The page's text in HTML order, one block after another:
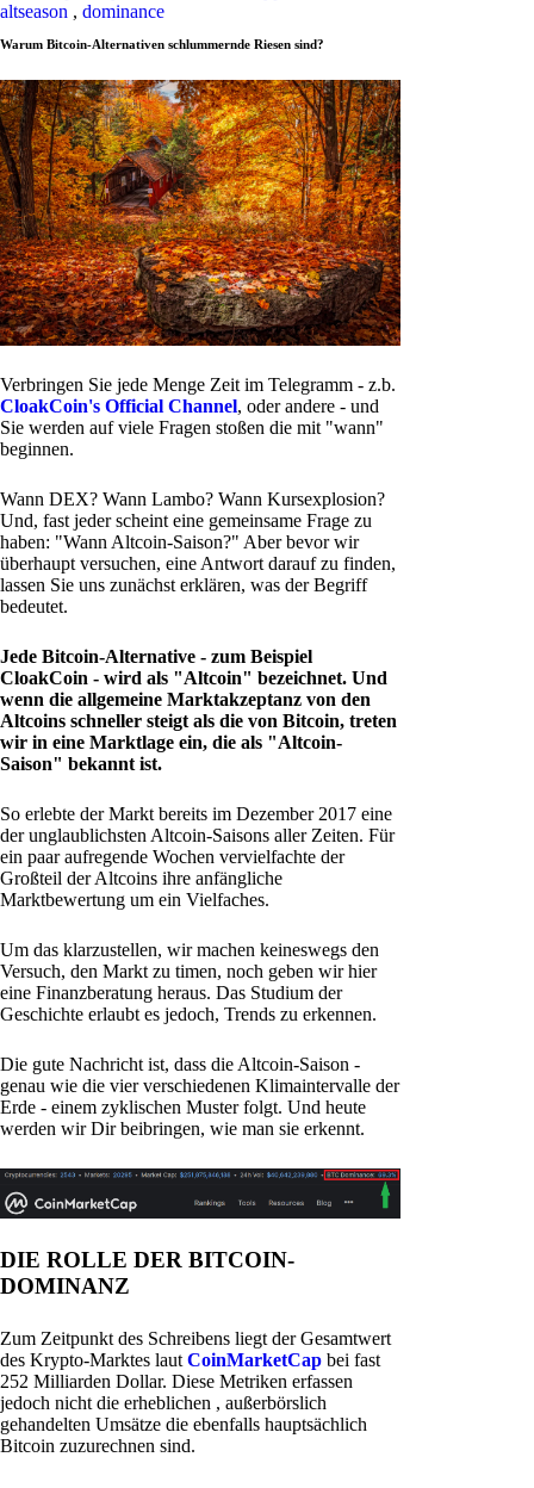
altseason , dominance
Warum Bitcoin-Alternativen schlummernde Riesen sind?
Verbringen Sie jede Menge Zeit im Telegramm - z.b.
CloakCoin's Official Channel, oder andere - und
Sie werden auf viele Fragen stoßen die mit "wann"
beginnen.
Wann DEX? Wann Lambo? Wann Kursexplosion?
Und, fast jeder scheint eine gemeinsame Frage zu
haben: "Wann Altcoin-Saison?" Aber bevor wir
überhaupt versuchen, eine Antwort darauf zu finden,
lassen Sie uns zunächst erklären, was der Begriff
bedeutet.
Jede Bitcoin-Alternative - zum Beispiel
CloakCoin - wird als "Altcoin" bezeichnet. Und
wenn die allgemeine Marktakzeptanz von den
Altcoins schneller steigt als die von Bitcoin, treten
wir in eine Marktlage ein, die als "Altcoin-
Saison" bekannt ist.
So erlebte der Markt bereits im Dezember 2017 eine
der unglaublichsten Altcoin-Saisons aller Zeiten. Für
ein paar aufregende Wochen vervielfachte der
Großteil der Altcoins ihre anfängliche
Marktbewertung um ein Vielfaches.
Um das klarzustellen, wir machen keineswegs den
Versuch, den Markt zu timen, noch geben wir hier
eine Finanzberatung heraus. Das Studium der
Geschichte erlaubt es jedoch, Trends zu erkennen.
Die gute Nachricht ist, dass die Altcoin-Saison -
genau wie die vier verschiedenen Klimaintervalle der
Erde - einem zyklischen Muster folgt. Und heute
werden wir Dir beibringen, wie man sie erkennt.
DIE ROLLE DER BITCOIN-
DOMINANZ
Zum Zeitpunkt des Schreibens liegt der Gesamtwert
des Krypto-Marktes lautCoinMarketCap bei fast
252 Milliarden Dollar. Diese Metriken erfassen
jedoch nicht die erheblichen , außerbörslich
gehandelten Umsätze die ebenfalls hauptsächlich
Bitcoin zuzurechnen sind.